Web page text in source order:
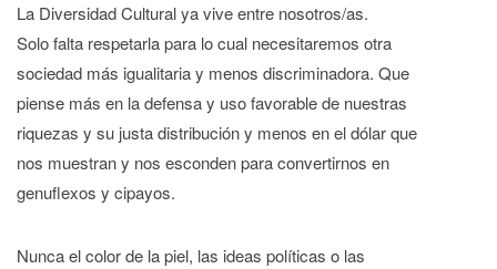
La Diversidad Cultural ya vive entre nosotros/as.
Solo falta respetarla para lo cual necesitaremos otra
sociedad más igualitaria y menos discriminadora. Que
piense más en la defensa y uso favorable de nuestras
riquezas y su justa distribución y menos en el dólar que
nos muestran y nos esconden para convertirnos en
genuflexos y cipayos.
Nunca el color de la piel, las ideas políticas o las